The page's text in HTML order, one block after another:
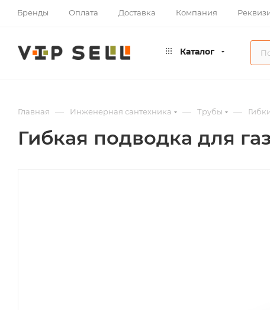
Бренды Оплата Доставка Компания
Каталог
Главная — Инженерная сантехника — Трубы —
Гибкая подводка для